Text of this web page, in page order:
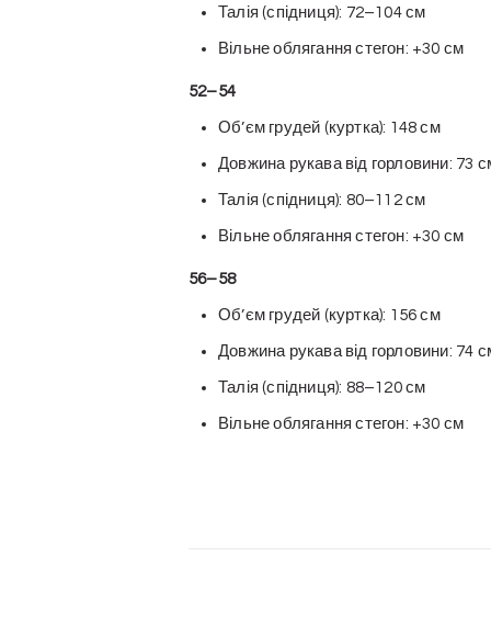
Талія (спідниця): 72–104 см
Вільне облягання стегон: +30 см
52–54
Обʼєм грудей (куртка): 148 см
Довжина рукава від горловини: 73
Талія (спідниця): 80–112 см
Вільне облягання стегон: +30 см
56–58
Обʼєм грудей (куртка): 156 см
Довжина рукава від горловини: 74
Талія (спідниця): 88–120 см
Вільне облягання стегон: +30 см